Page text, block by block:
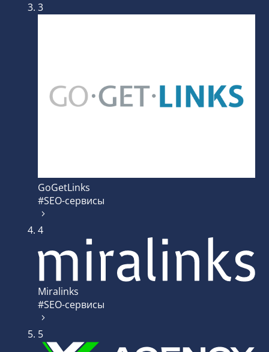
3
GoGetLinks
#SEO-сервисы
4
Miralinks
#SEO-сервисы
5